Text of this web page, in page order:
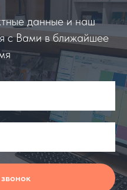
данные и наш
с Вами в ближайшее